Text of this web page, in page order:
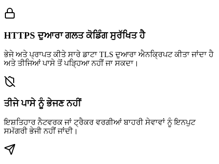
HTTPS ਦੁਆਰਾ ਗਲਤ ਕੋਡਿੰਗ ਸੁਰੱਖਿਤ ਹੈ
ਭੇਜੇ ਅਤੇ ਪ੍ਰਾਪਤ ਕੀਤੇ ਸਾਰੇ ਡਾਟਾ TLS ਦੁਆਰਾ ਐਨਕ੍ਰਿਪਟ ਕੀਤਾ ਜਾਂਦਾ ਹੈ
ਅਤੇ ਤੀਜਿਆਂ ਪਾਸੇ ਤੋਂ ਪੜ੍ਹਿਆ ਨਹੀਂ ਜਾ ਸਕਦਾ।
ਤੀਜੇ ਪਾਸੇ ਨੂੰ ਭੇਜਣ ਨਹੀਂ
ਇਸ਼ਤਿਹਾਰ ਨੈਟਵਰਕ ਜਾਂ ਟ੍ਰੈਕਰ ਵਰਗੀਆਂ ਬਾਹਰੀ ਸੇਵਾਵਾਂ ਨੂੰ ਇਨਪੁਟ
ਸਮੱਗਰੀ ਭੇਜੀ ਨਹੀਂ ਜਾਂਦੀ।